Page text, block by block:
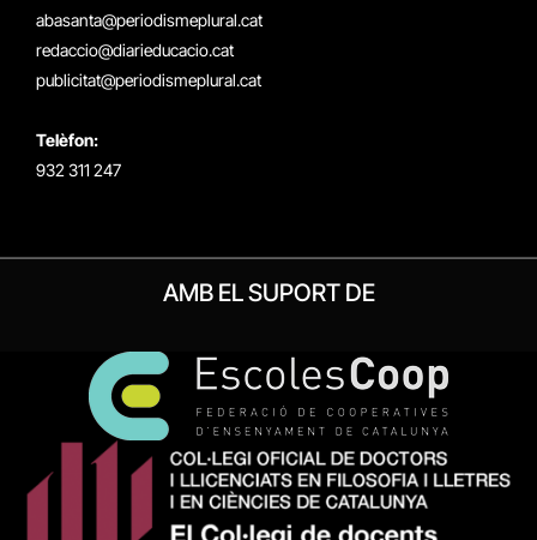
abasanta@periodismeplural.cat
redaccio@diarieducacio.cat
publicitat@periodismeplural.cat
Telèfon:
932 311 247
AMB EL SUPORT DE